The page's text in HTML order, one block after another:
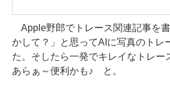
Apple野郎でトレース関連記事を
かして？」と思ってAIに写真のトレ
た。そしたら一発でキレイなトレー
あらぁ～便利かも♪ と。